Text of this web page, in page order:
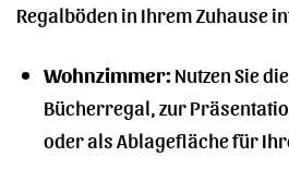
Regalböden in Ihrem Zuhause
Wohnzimmer:Nutzen Sie
Bücherregal, zur
oder als Ablagefläche für